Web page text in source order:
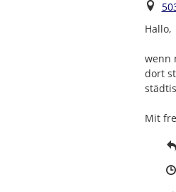
Ort
Hallo,
wenn
dort
Mit